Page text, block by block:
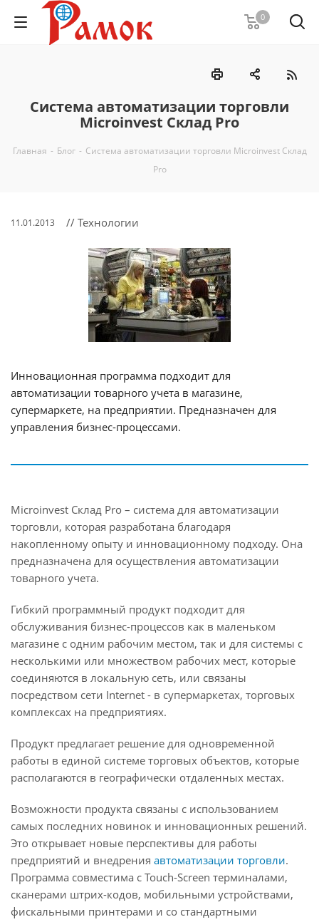
0
Система автоматизации торговли
Microinvest Склад Pro
Главная - Блог - Система автоматизации торговли Microinvest Склад
Pro
11.01.2013 // Технологии
Инновационная программа подходит для
автоматизации товарного учета в магазине,
супермаркете, на предприятии. Предназначен для
управления бизнес-процессами.
Microinvest Склад Pro – система для автоматизации
торговли, которая разработана благодаря
накопленному опыту и инновационному подходу. Она
предназначена для осуществления автоматизации
товарного учета.
Гибкий программный продукт подходит для
обслуживания бизнес-процессов как в маленьком
магазине с одним рабочим местом, так и для системы с
несколькими или множеством рабочих мест, которые
соединяются в локальную сеть, или связаны
посредством сети Internet - в супермаркетах, торговых
комплексах на предприятиях.
Продукт предлагает решение для одновременной
работы в единой системе торговых объектов, которые
располагаются в географически отдаленных местах.
Возможности продукта связаны с использованием
самых последних новинок и инновационных решений.
Это открывает новые перспективы для работы
предприятий и внедрения автоматизации торговли.
Программа совместима с Touch-Screen терминалами,
сканерами штрих-кодов, мобильными устройствами,
фискальными принтерами и со стандартными